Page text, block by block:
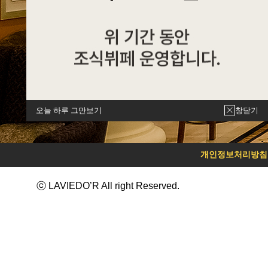
오늘 하루 그만보기 창닫기
개인정보처리방침
ⓒ LAVIEDO’R All right Reserved.